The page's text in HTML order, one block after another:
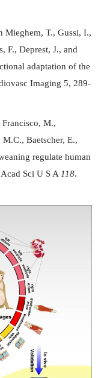
Mieghem, T., Gussi, I.,
F., Deprest, J., and
adaptation of the
Imaging 5, 289-
M.,
Baetscher, E.,
regulate human
Sci U S A 118.